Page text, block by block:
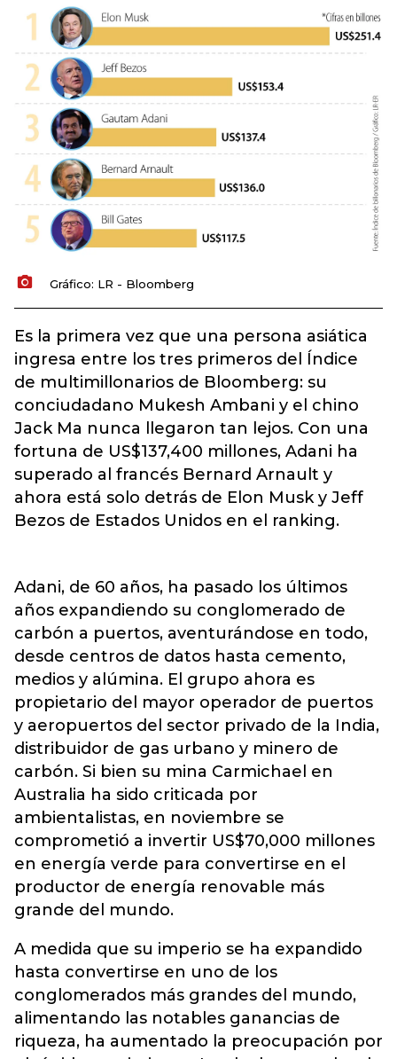
Gráfico: LR - Bloomberg
Es la primera vez que una persona asiática
ingresa entre los tres primeros del Índice
de multimillonarios de Bloomberg: su
conciudadano Mukesh Ambani y el chino
Jack Ma nunca llegaron tan lejos. Con una
fortuna de US$137,400 millones, Adani ha
superado al francés Bernard Arnault y
ahora está solo detrás de Elon Musk y Jeff
Bezos de Estados Unidos en el ranking.
Adani, de 60 años, ha pasado los últimos
años expandiendo su conglomerado de
carbón a puertos, aventurándose en todo,
desde centros de datos hasta cemento,
medios y alúmina. El grupo ahora es
propietario del mayor operador de puertos
y aeropuertos del sector privado de la India,
distribuidor de gas urbano y minero de
carbón. Si bien su mina Carmichael en
Australia ha sido criticada por
ambientalistas, en noviembre se
comprometió a invertir US$70,000 millones
en energía verde para convertirse en el
productor de energía renovable más
grande del mundo.
A medida que su imperio se ha expandido
hasta convertirse en uno de los
conglomerados más grandes del mundo,
alimentando las notables ganancias de
riqueza, ha aumentado la preocupación por